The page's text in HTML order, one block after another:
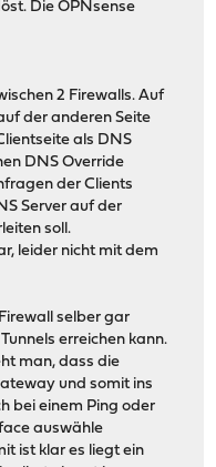
Die OPNsense
2 Firewalls. Auf
der anderen Seite
als DNS
DNS Override
der Clients
Server auf der
soll.
leider nicht mit dem
selber gar
erreichen kann.
man, dass die
und somit ins
bei einem Ping oder
auswähle
ist klar es liegt ein